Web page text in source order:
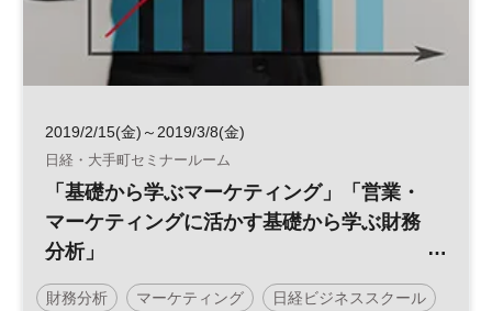
2019/2/15(金)～2019/3/8(金)
日経・大手町セミナールーム
「基礎から学ぶマーケティング」「営業・
マーケティングに活かす基礎から学ぶ財務
分析」
／日経ビジネススクール
財務分析 マーケティング 日経ビジネススクール